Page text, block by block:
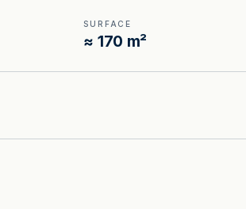
SURFACE
≈ 170 m²